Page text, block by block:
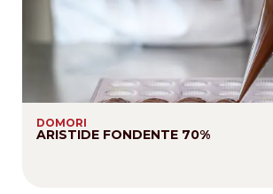
DOMORI
ARISTIDE FONDENTE 70%